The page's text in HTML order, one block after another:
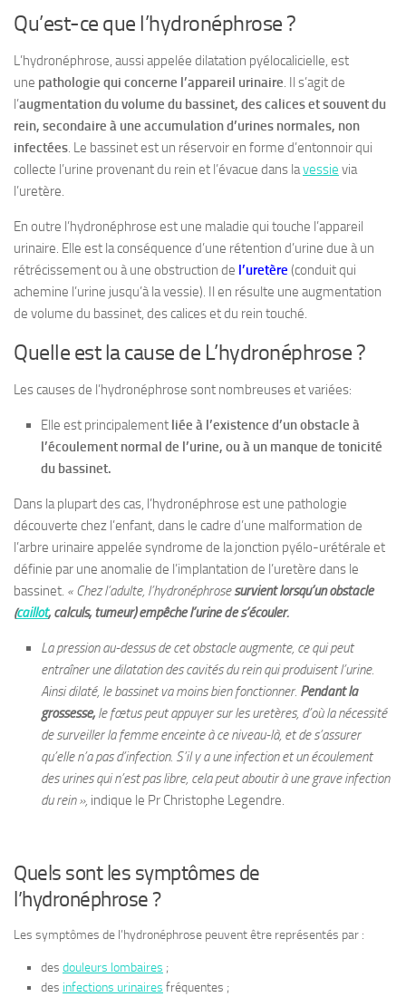
Qu’est-ce que l’hydronéphrose ?
L’hydronéphrose, aussi appelée dilatation pyélocalicielle, est
une pathologie qui concerne l’appareil urinaire. Il s’agit de
l’augmentation du volume du bassinet, des calices et souvent du
rein, secondaire à une accumulation d’urines normales, non
infectées. Le bassinet est un réservoir en forme d’entonnoir qui
collecte l’urine provenant du rein et l’évacue dans lavessie via
l’uretère.
En outre l’hydronéphrose est une maladie qui touche l’appareil
urinaire. Elle est la conséquence d’une rétention d’urine due à un
rétrécissement ou à une obstruction de l’uretère (conduit qui
achemine l’urine jusqu’à la vessie). Il en résulte une augmentation
de volume du bassinet, des calices et du rein touché.
Quelle est la cause de L’hydronéphrose ?
Les causes de l’hydronéphrose sont nombreuses et variées:
Elle est principalement liée à l’existence d’un obstacle à
l’écoulement normal de l’urine, ou à un manque de tonicité
du bassinet.
Dans la plupart des cas, l’hydronéphrose est une pathologie
découverte chez l’enfant, dans le cadre d’une malformation de
l’arbre urinaire appelée syndrome de la jonction pyélo-urétérale et
définie par une anomalie de l’implantation de l’uretère dans le
bassinet. « Chez l’adulte, l’hydronéphrosesurvient lorsqu’un obstacle
(caillot, calculs, tumeur) empêche l’urine de s’écouler.
La pression au-dessus de cet obstacle augmente, ce qui peut
entraîner une dilatation des cavités du rein qui produisent l’urine.
Ainsi dilaté, le bassinet va moins bien fonctionner. Pendant la
grossesse, le fœtus peut appuyer sur les uretères, d’où la nécessité
de surveiller la femme enceinte à ce niveau-là, et de s’assurer
qu’elle n’a pas d’infection. S’il y a une infection et un écoulement
des urines qui n’est pas libre, cela peut aboutir à une grave infection
du rein », indique le Pr Christophe Legendre.
Quels sont les symptômes de
l’hydronéphrose ?
Les symptômes de l’hydronéphrose peuvent être représentés par :
des douleurs lombaires ;
des infections urinaires fréquentes ;